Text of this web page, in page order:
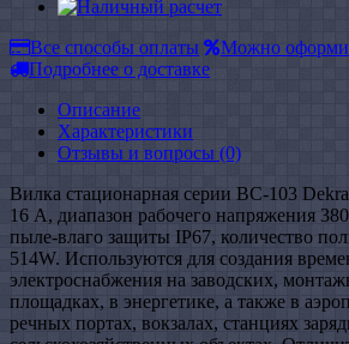
Все способы оплаты
Можно
Подробнее о доставке
Описание
Характеристики
Отзывы и вопросы (0)
Вилка стационарная серии ВС-103
16 А, диапазон рабочего напряжения
пыле-влаго защиты IP67, количество
514W. Используются для создания
электроснабжения на заводских,
площадках, в энергетике, а также в
речных портах, вокзалах, станциях